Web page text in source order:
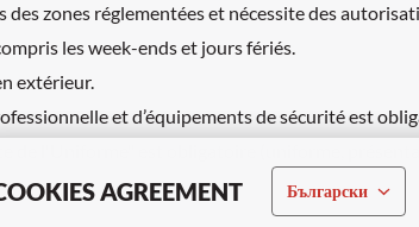
AGREEMENT Български
des zones réglementées et nécessite des
les week-ends et jours fériés.
extérieur.
et d’équipements de sécurité est
de l'Uniforme" est obligatoire (uniforme,